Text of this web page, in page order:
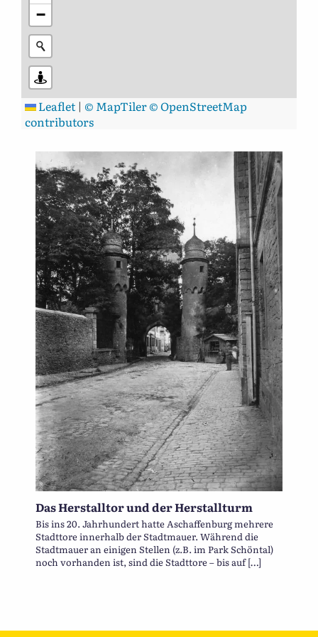
−
Leaflet | © MapTiler© OpenStreetMap
contributors
Das Herstalltor und der Herstallturm
Bis ins 20. Jahrhundert hatte Aschaffenburg mehrere
Stadttore innerhalb der Stadtmauer. Während die
Stadtmauer an einigen Stellen (z.B. im Park Schöntal)
noch vorhanden ist, sind die Stadttore – bis auf […]